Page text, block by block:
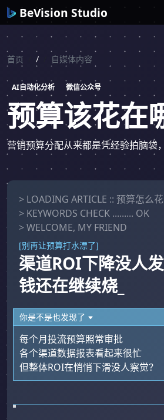
BeVision Studio
首页 / 自媒体内容
AI自动化分析 微信公众号
预算该花在
营销预算分配从来都是凭经验拍脑袋
> LOADING ARTICLE :: 预算怎么
> KEYWORDS CHECK ......... OK
> WELCOME, MY FRIEND
[别再让预算打水漂了]
渠道ROI下降没人
钱还在继续烧_
你是不是也发现了
每个月投流预算照常审批
各个渠道数据报表看起来很忙
但整体ROI在悄悄下滑没人察觉？